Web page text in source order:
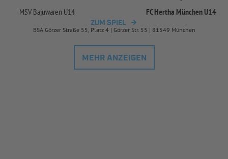
MSV Bajuwaren U14 FC Hertha München U14
ZUM SPIEL
BSA Görzer Straße 55, Platz 4 | Görzer Str. 55 | 81549 München
MEHR ANZEIGEN